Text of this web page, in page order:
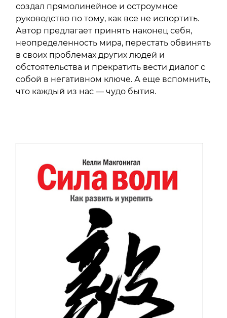
создал прямолинейное и остроумное
руководство по тому, как все не испортить.
Автор предлагает принять наконец себя,
неопределенность мира, перестать обвинять
в своих проблемах других людей и
обстоятельства и прекратить вести диалог с
собой в негативном ключе. А еще вспомнить,
что каждый из нас — чудо бытия.